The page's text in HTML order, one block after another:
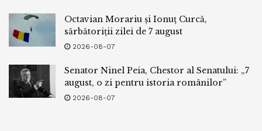
Octavian Morariu și Ionuț Curcă,
sărbătoriții zilei de 7 august
2026-08-07
Senator Ninel Peia, Chestor al Senatului: „7
august, o zi pentru istoria românilor”
2026-08-07